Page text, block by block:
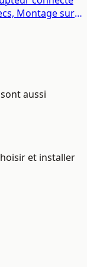
Montage sur
aussi
et installer